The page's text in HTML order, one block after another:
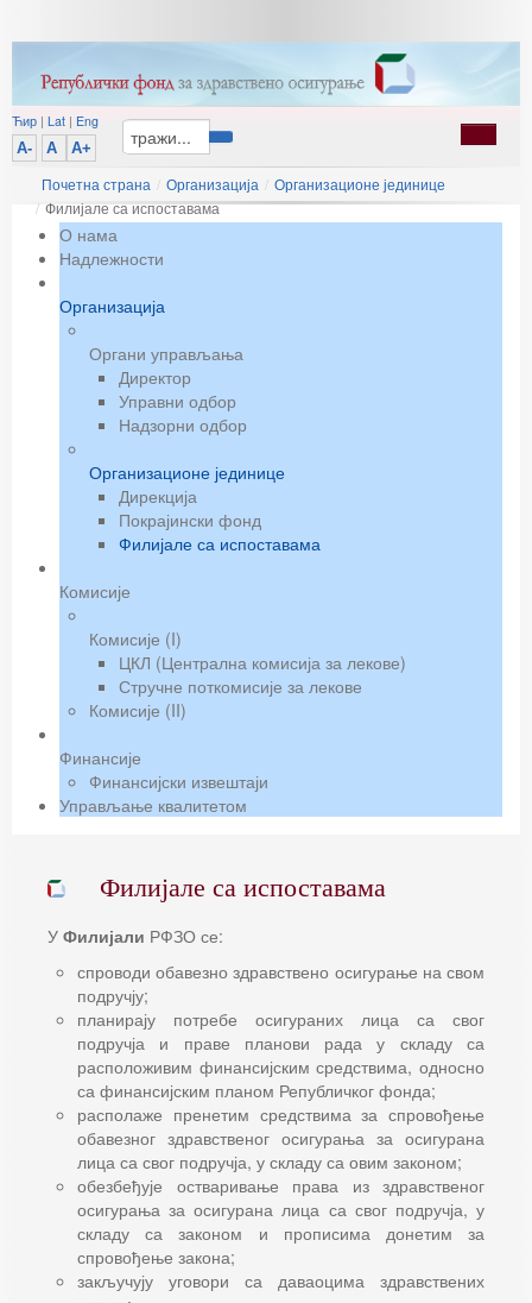
Ћир | Lat | Eng
A-
A A+
Почетна страна / Организација / Организационе јединице
/ Филијале са испоставама
О нама
Надлежности
Организација
Органи управљања
Директор
Управни одбор
Надзорни одбор
Организационе јединице
Дирекција
Покрајински фонд
Филијале са испоставама
Комисије
Комисије (I)
ЦКЛ (Централна комисија за лекове)
Стручне поткомисије за лекове
Комисије (II)
Финансије
Финансијски извештаји
Управљање квалитетом
Филијале са испоставама
У Филијали РФЗО се:
спроводи обавезно здравствено осигурање на свом
подручју;
планирају потребе осигураних лица са свог
подручја и праве планови рада у складу са
расположивим финансијским средствима, односно
са финансијским планом Републичког фонда;
располаже пренетим средствима за спровођење
обавезног здравственог осигурања за осигурана
лица са свог подручја, у складу са овим законом;
обезбеђује остваривање права из здравственог
осигурања за осигурана лица са свог подручја, у
складу са законом и прописима донетим за
спровођење закона;
закључују уговори са даваоцима здравствених